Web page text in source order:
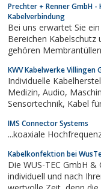
Prechter + Renner GmbH
Kabelverbindung
Bei uns erwartet Sie
Bereichen Kabelschutz
gehören Membrantüllen, Gummitüllen, Kabeltüllen
Des Weiteren führen wir
KWV Kabelwerke Villingen
Individuelle Kabelherstellung, Leitungen und
Medizin, Audio, Maschinenbau, Mess- und Prüftechnik,
IMS Connector Systems
...koaxiale
Kabelkonfektion bei
Die WUS-TEC GmbH
individuell und nach